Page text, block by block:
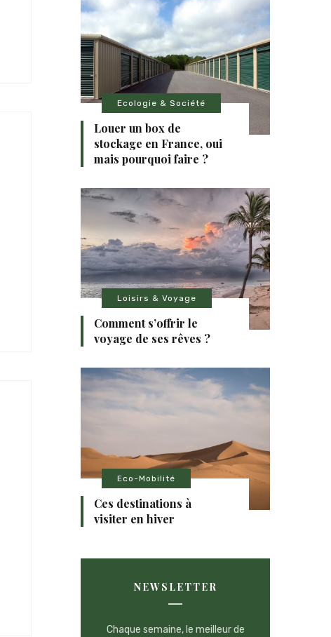
Ecologie & Société
Louer un box de
stockage en France, oui
mais pourquoi faire ?
Loisirs & Voyage
Comment s’offrir le
voyage de ses rêves ?
Eco-Mobilité
Ces destinations à
visiter en hiver
NEWSLETTER
Chaque semaine, le meilleur de